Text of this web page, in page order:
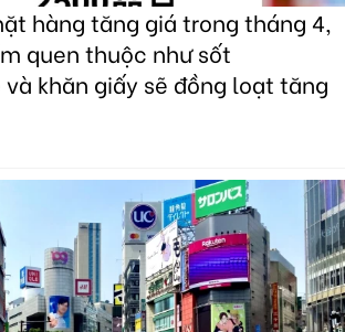
hàng tăng giá trong tháng 4,
quen thuộc như sốt
khăn giấy sẽ đồng loạt tăng